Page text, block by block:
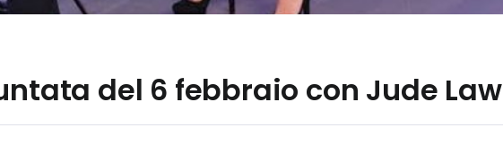
del 6 febbraio con Jude Law